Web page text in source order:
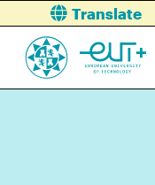
Translate